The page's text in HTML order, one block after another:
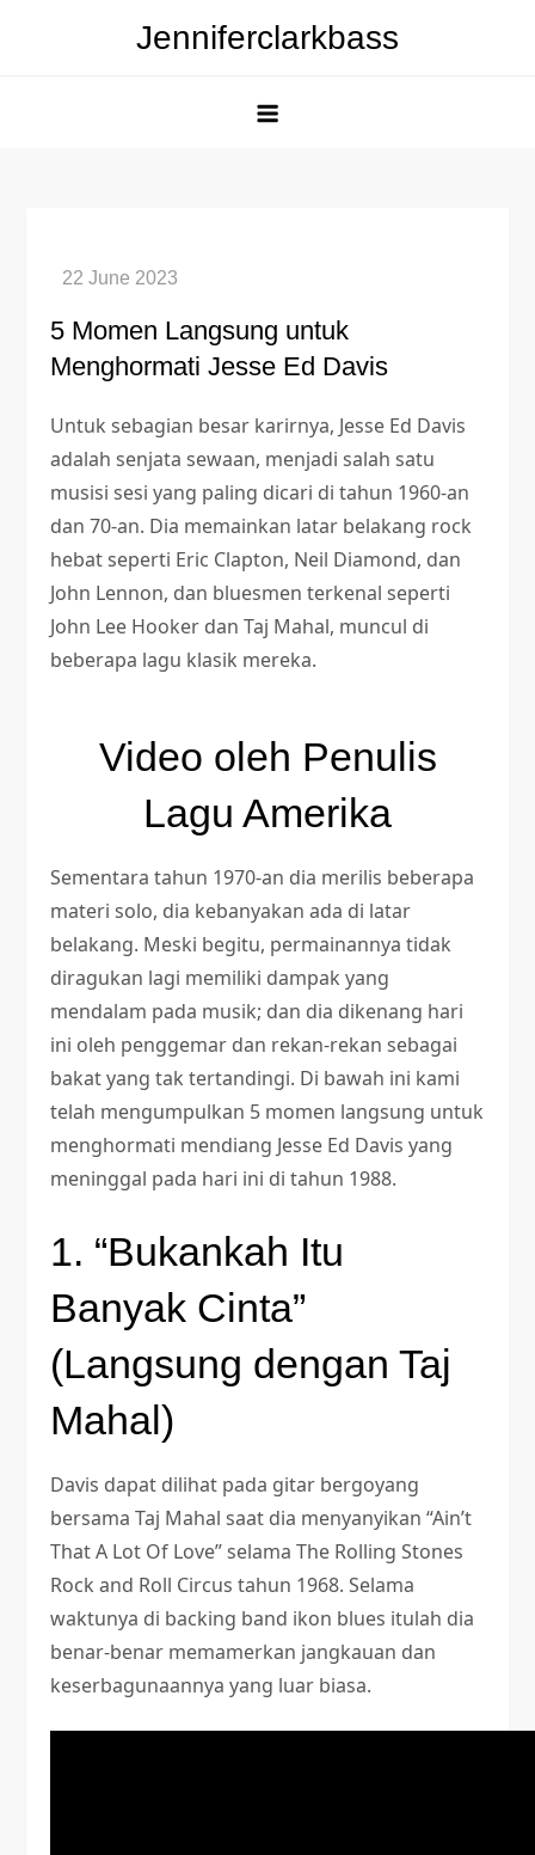
Jenniferclarkbass
5 Momen Langsung untuk
Menghormati Jesse Ed Davis
Untuk sebagian besar karirnya, Jesse Ed Davis
adalah senjata sewaan, menjadi salah satu
musisi sesi yang paling dicari di tahun 1960-an
dan 70-an. Dia memainkan latar belakang rock
hebat seperti Eric Clapton, Neil Diamond, dan
John Lennon, dan bluesmen terkenal seperti
John Lee Hooker dan Taj Mahal, muncul di
beberapa lagu klasik mereka.
Video oleh Penulis
Lagu Amerika
Sementara tahun 1970-an dia merilis beberapa
materi solo, dia kebanyakan ada di latar
belakang. Meski begitu, permainannya tidak
diragukan lagi memiliki dampak yang
mendalam pada musik; dan dia dikenang hari
ini oleh penggemar dan rekan-rekan sebagai
bakat yang tak tertandingi. Di bawah ini kami
telah mengumpulkan 5 momen langsung untuk
menghormati mendiang Jesse Ed Davis yang
meninggal pada hari ini di tahun 1988.
1. “Bukankah Itu
Banyak Cinta”
(Langsung dengan Taj
Mahal)
Davis dapat dilihat pada gitar bergoyang
bersama Taj Mahal saat dia menyanyikan “Ain’t
That A Lot Of Love” selama The Rolling Stones
Rock and Roll Circus tahun 1968. Selama
waktunya di backing band ikon blues itulah dia
benar-benar memamerkan jangkauan dan
keserbagunaannya yang luar biasa.